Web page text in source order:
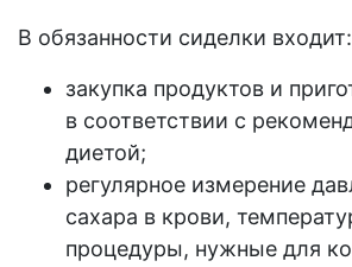
В обязанности сиделки входит:
закупка продуктов и
в соответствии с
диетой;
регулярное измерение
сахара в крови,
процедуры, нужные для